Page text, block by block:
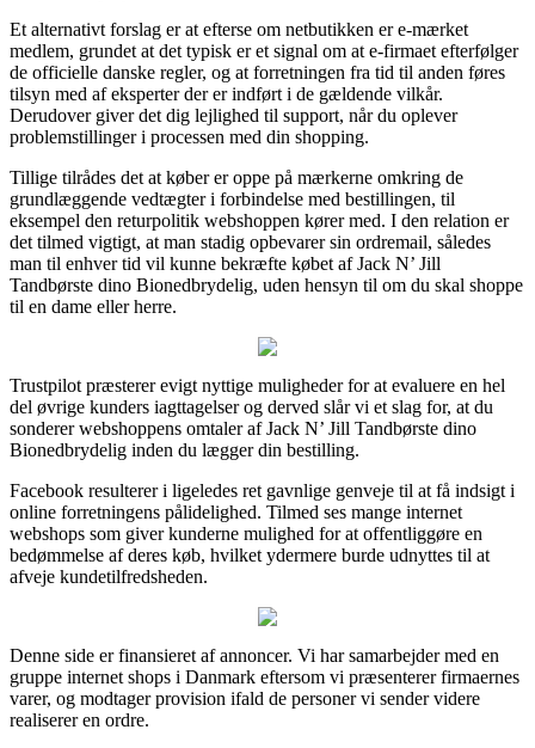
Et alternativt forslag er at efterse om netbutikken er e-mærket
medlem, grundet at det typisk er et signal om at e-firmaet efterfølger
de officielle danske regler, og at forretningen fra tid til anden føres
tilsyn med af eksperter der er indført i de gældende vilkår.
Derudover giver det dig lejlighed til support, når du oplever
problemstillinger i processen med din shopping.
Tillige tilrådes det at køber er oppe på mærkerne omkring de
grundlæggende vedtægter i forbindelse med bestillingen, til
eksempel den returpolitik webshoppen kører med. I den relation er
det tilmed vigtigt, at man stadig opbevarer sin ordremail, således
man til enhver tid vil kunne bekræfte købet af Jack N’ Jill
Tandbørste dino Bionedbrydelig, uden hensyn til om du skal shoppe
til en dame eller herre.
Trustpilot præsterer evigt nyttige muligheder for at evaluere en hel
del øvrige kunders iagttagelser og derved slår vi et slag for, at du
sonderer webshoppens omtaler af Jack N’ Jill Tandbørste dino
Bionedbrydelig inden du lægger din bestilling.
Facebook resulterer i ligeledes ret gavnlige genveje til at få indsigt i
online forretningens pålidelighed. Tilmed ses mange internet
webshops som giver kunderne mulighed for at offentliggøre en
bedømmelse af deres køb, hvilket ydermere burde udnyttes til at
afveje kundetilfredsheden.
Denne side er finansieret af annoncer. Vi har samarbejder med en
gruppe internet shops i Danmark eftersom vi præsenterer firmaernes
varer, og modtager provision ifald de personer vi sender videre
realiserer en ordre.